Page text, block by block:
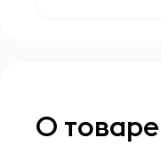
О товаре